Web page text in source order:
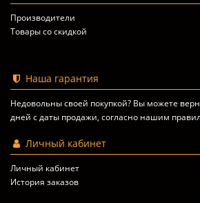
Производители
Товары со скидкой
Наша гарантия
Недовольны своей покупкой? Вы можете
дней с даты продажи, согласно нашим
Личный кабинет
Личный кабинет
История заказов